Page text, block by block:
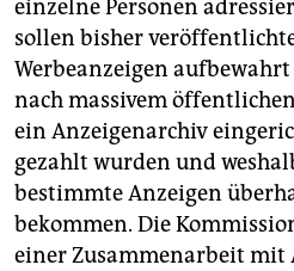
einzelne Personen
sollen bisher
Werbeanzeigen
nach massivem
ein Anzeigenarchiv
gezahlt wurden und
bestimmte Anzeigen
bekommen. Die
einer Zusammenarbeit mit